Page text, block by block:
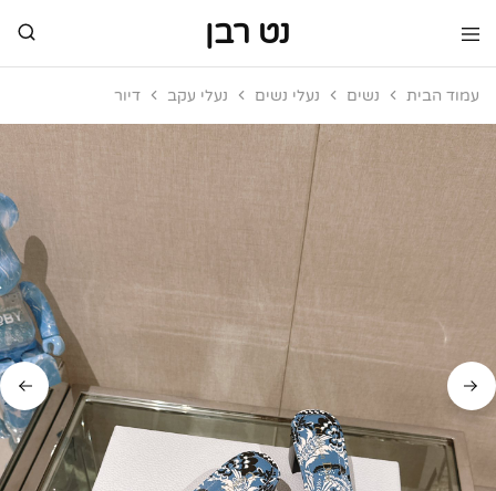
נט רבן
נט
מותגי
מותגי
עמוד הבית נשים נעלי נשים נעלי עקב דיור